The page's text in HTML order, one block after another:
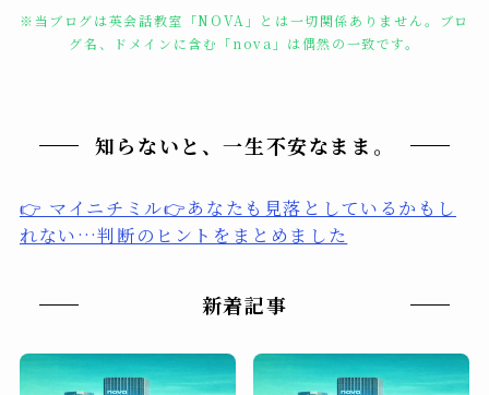
※当ブログは英会話教室「NOVA」とは一切関係ありません。ブロ
グ名、ドメインに含む「nova」は偶然の一致です。
知らないと、一生不安なまま。
👉 マイニチミル👉あなたも見落としているかもし
れない…判断のヒントをまとめました
新着記事